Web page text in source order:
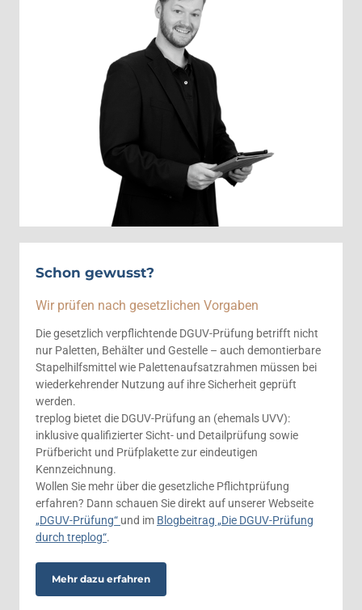
Schon gewusst?
Wir prüfen nach gesetzlichen Vorgaben
Die gesetzlich verpflichtende DGUV-Prüfung betrifft nicht
nur Paletten, Behälter und Gestelle – auch demontierbare
Stapelhilfsmittel wie Palettenaufsatzrahmen müssen bei
wiederkehrender Nutzung auf ihre Sicherheit geprüft
werden.
treplog bietet die DGUV-Prüfung an (ehemals UVV):
inklusive qualifizierter Sicht- und Detailprüfung sowie
Prüfbericht und Prüfplakette zur eindeutigen
Kennzeichnung.
Wollen Sie mehr über die gesetzliche Pflichtprüfung
erfahren? Dann schauen Sie direkt auf unserer Webseite
„DGUV-Prüfung“ und im Blogbeitrag „Die DGUV-Prüfung
durch treplog“.
Mehr dazu erfahren